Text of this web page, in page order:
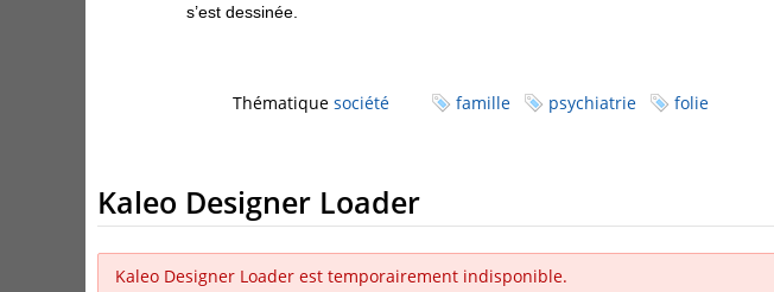
s’est dessinée.
Thématique société famille psychiatrie folie
Kaleo Designer Loader
Kaleo Designer Loader est temporairement indisponible.